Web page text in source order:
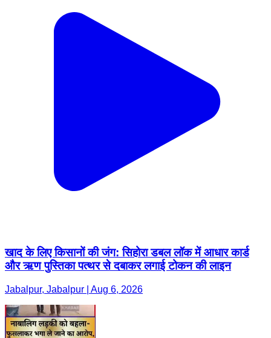
खाद के लिए किसानों की जंग: सिहोरा डबल लॉक में आधार कार्ड
और ऋण पुस्तिका पत्थर से दबाकर लगाई टोकन की लाइन
Jabalpur, Jabalpur | Aug 6, 2026